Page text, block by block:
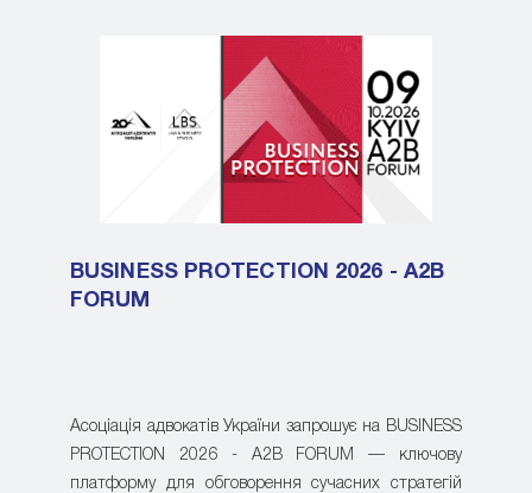
BUSINESS PROTECTION 2026 - A2B
FORUM
Асоціація адвокатів України запрошує на BUSINESS
PROTECTION 2026 - A2B FORUM — ключову
платформу для обговорення сучасних стратегій